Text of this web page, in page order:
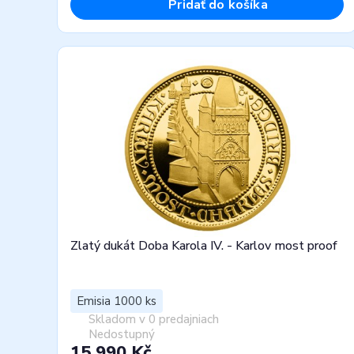
Pridať do košíka
Zlatý dukát Doba Karola IV. - Karlov most proof
Emisia 1000 ks
Skladom v 0 predajniach
Nedostupný